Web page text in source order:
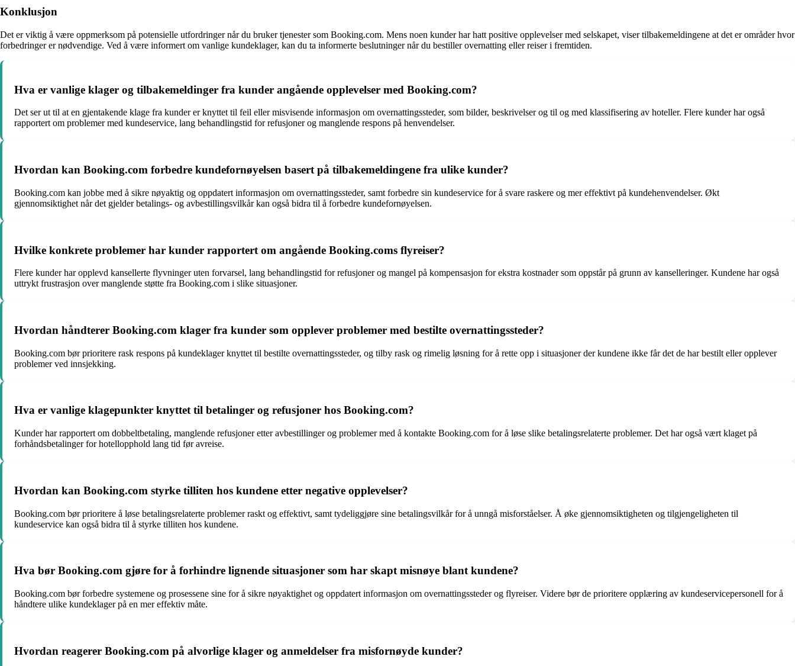
Konklusjon
Det er viktig å være oppmerksom på potensielle utfordringer når du bruker tjenester som Booking.com. Mens noen kunder har hatt positive opplevelser med selskapet, viser tilbakemeldingene at det er områder hvor
forbedringer er nødvendige. Ved å være informert om vanlige kundeklager, kan du ta informerte beslutninger når du bestiller overnatting eller reiser i fremtiden.
Hva er vanlige klager og tilbakemeldinger fra kunder angående opplevelser med Booking.com?
Det ser ut til at en gjentakende klage fra kunder er knyttet til feil eller misvisende informasjon om overnattingssteder, som bilder, beskrivelser og til og med klassifisering av hoteller. Flere kunder har også
rapportert om problemer med kundeservice, lang behandlingstid for refusjoner og manglende respons på henvendelser.
Hvordan kan Booking.com forbedre kundefornøyelsen basert på tilbakemeldingene fra ulike kunder?
Booking.com kan jobbe med å sikre nøyaktig og oppdatert informasjon om overnattingssteder, samt forbedre sin kundeservice for å svare raskere og mer effektivt på kundehenvendelser. Økt
gjennomsiktighet når det gjelder betalings- og avbestillingsvilkår kan også bidra til å forbedre kundefornøyelsen.
Hvilke konkrete problemer har kunder rapportert om angående Booking.coms flyreiser?
Flere kunder har opplevd kansellerte flyvninger uten forvarsel, lang behandlingstid for refusjoner og mangel på kompensasjon for ekstra kostnader som oppstår på grunn av kanselleringer. Kundene har også
uttrykt frustrasjon over manglende støtte fra Booking.com i slike situasjoner.
Hvordan håndterer Booking.com klager fra kunder som opplever problemer med bestilte overnattingssteder?
Booking.com bør prioritere rask respons på kundeklager knyttet til bestilte overnattingssteder, og tilby rask og rimelig løsning for å rette opp i situasjoner der kundene ikke får det de har bestilt eller opplever
problemer ved innsjekking.
Hva er vanlige klagepunkter knyttet til betalinger og refusjoner hos Booking.com?
Kunder har rapportert om dobbeltbetaling, manglende refusjoner etter avbestillinger og problemer med å kontakte Booking.com for å løse slike betalingsrelaterte problemer. Det har også vært klaget på
forhåndsbetalinger for hotellopphold lang tid før avreise.
Hvordan kan Booking.com styrke tilliten hos kundene etter negative opplevelser?
Booking.com bør prioritere å løse betalingsrelaterte problemer raskt og effektivt, samt tydeliggjøre sine betalingsvilkår for å unngå misforståelser. Å øke gjennomsiktigheten og tilgjengeligheten til
kundeservice kan også bidra til å styrke tilliten hos kundene.
Hva bør Booking.com gjøre for å forhindre lignende situasjoner som har skapt misnøye blant kundene?
Booking.com bør forbedre systemene og prosessene sine for å sikre nøyaktighet og oppdatert informasjon om overnattingssteder og flyreiser. Videre bør de prioritere opplæring av kundeservicepersonell for å
håndtere ulike kundeklager på en mer effektiv måte.
Hvordan reagerer Booking.com på alvorlige klager og anmeldelser fra misfornøyde kunder?